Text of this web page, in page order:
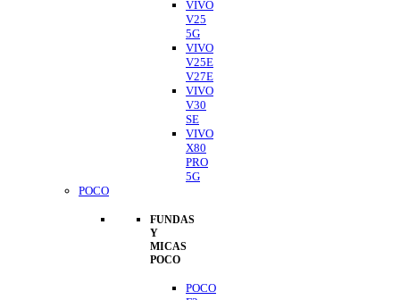
VIVO
V25
5G
VIVO
V25E
V27E
VIVO
V30
SE
VIVO
X80
PRO
5G
POCO
FUNDAS
Y
MICAS
POCO
POCO